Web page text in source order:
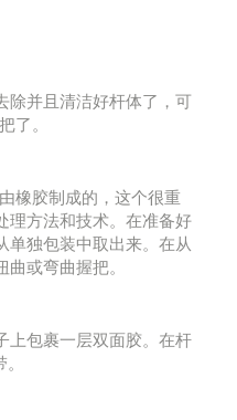
除并且清洁好杆体了，可
了。
橡胶制成的，这个很重
理方法和技术。在准备好
单独包装中取出来。在从
曲或弯曲握把。
上包裹一层双面胶。在杆